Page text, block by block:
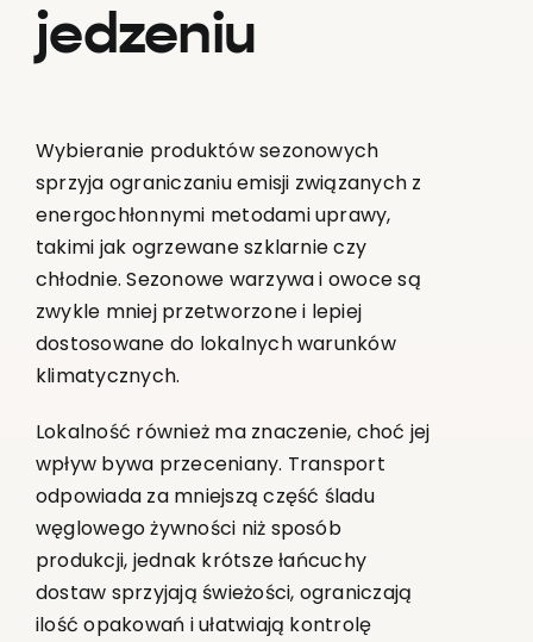
jedzeniu
Wybieranie produktów sezonowych
sprzyja ograniczaniu emisji związanych z
energochłonnymi metodami uprawy,
takimi jak ogrzewane szklarnie czy
chłodnie. Sezonowe warzywa i owoce są
zwykle mniej przetworzone i lepiej
dostosowane do lokalnych warunków
klimatycznych.
Lokalność również ma znaczenie, choć jej
wpływ bywa przeceniany. Transport
odpowiada za mniejszą część śladu
węglowego żywności niż sposób
produkcji, jednak krótsze łańcuchy
dostaw sprzyjają świeżości, ograniczają
ilość opakowań i ułatwiają kontrolę